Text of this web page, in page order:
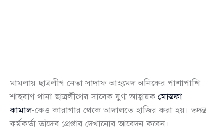
মামলায় ছাত্রলীগ নেতা সাদাফ আহমেদ অনিকের পাশাপাশি
শাহবাগ থানা ছাত্রলীগের সাবেক যুগ্ম আহ্বায়ক মোস্তফা
কামাল-কেও কারাগার থেকে আদালতে হাজির করা হয়। তদন্ত
কর্মকর্তা তাঁদের গ্রেপ্তার দেখানোর আবেদন করেন।